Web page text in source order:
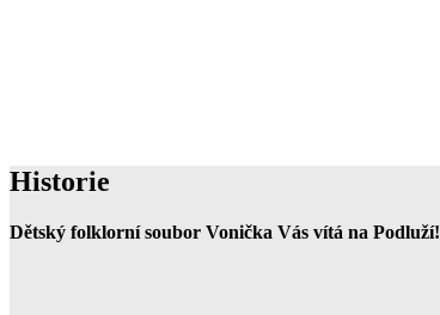
Historie
Dětský folklorní soubor Vonička Vás vítá na Podluží!